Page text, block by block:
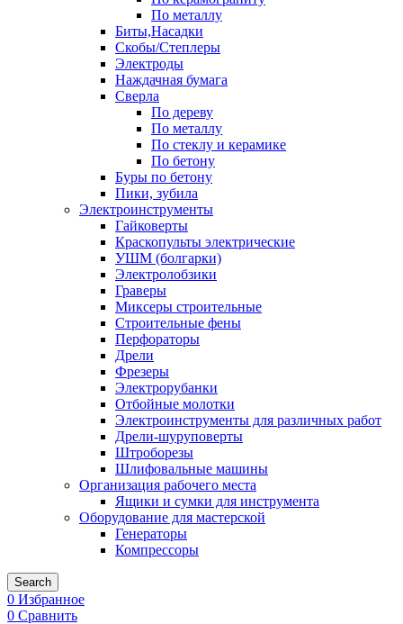
По металлу
Биты,Насадки
Скобы/Степлеры
Электроды
Наждачная бумага
Сверла
По дереву
По металлу
По стеклу и керамике
По бетону
Буры по бетону
Пики, зубила
Электроинструменты
Гайковерты
Краскопульты электрические
УШМ (болгарки)
Электролобзики
Граверы
Миксеры строительные
Строительные фены
Перфораторы
Дрели
Фрезеры
Электрорубанки
Отбойные молотки
Электроинструменты для различных работ
Дрели-шуруповерты
Штроборезы
Шлифовальные машины
Организация рабочего места
Ящики и сумки для инструмента
Оборудование для мастерской
Генераторы
Компрессоры
Search
0 Избранное
0 Сравнить